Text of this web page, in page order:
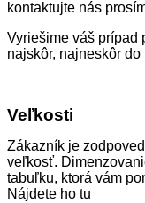
kontaktujte nás
Vyriešime váš prípad
najskôr, najneskôr do
Veľkosti
Zákazník je
veľkosť.
tabuľku, ktorá vám
Nájdete ho tu